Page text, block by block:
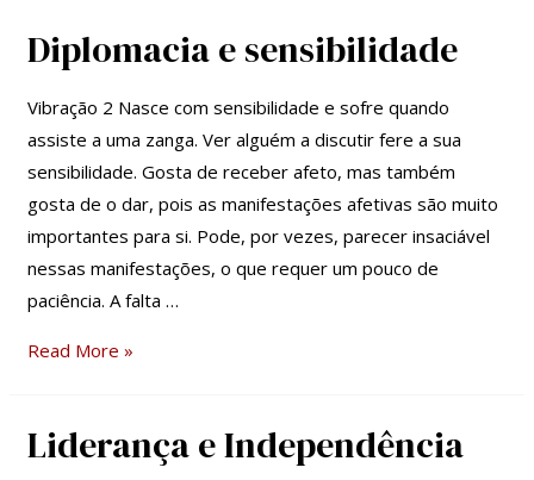
Diplomacia e sensibilidade
Vibração 2 Nasce com sensibilidade e sofre quando
assiste a uma zanga. Ver alguém a discutir fere a sua
sensibilidade. Gosta de receber afeto, mas também
gosta de o dar, pois as manifestações afetivas são muito
importantes para si. Pode, por vezes, parecer insaciável
nessas manifestações, o que requer um pouco de
paciência. A falta …
Diplomacia
sensibilidade
Read More »
Liderança e Independência
Liderança